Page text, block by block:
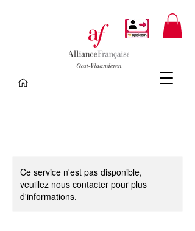
Ce service n'est pas disponible,
veuillez nous contacter pour plus
d'informations.